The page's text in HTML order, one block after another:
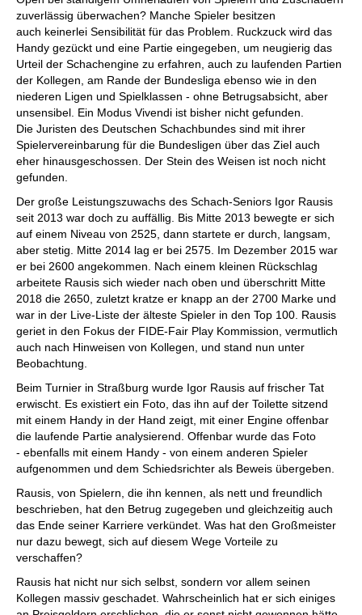
zuverlässig überwachen? Manche Spieler besitzen
auch keinerlei Sensibilität für das Problem. Ruckzuck wird das
Handy gezückt und eine Partie eingegeben, um neugierig das
Urteil der Schachengine zu erfahren, auch zu laufenden Partien
der Kollegen, am Rande der Bundesliga ebenso wie in den
niederen Ligen und Spielklassen - ohne Betrugsabsicht, aber
unsensibel. Ein Modus Vivendi ist bisher nicht gefunden.
Die Juristen des Deutschen Schachbundes sind mit ihrer
Spielervereinbarung für die Bundesligen über das Ziel auch
eher hinausgeschossen. Der Stein des Weisen ist noch nicht
gefunden.
Der große Leistungszuwachs des Schach-Seniors Igor Rausis
seit 2013 war doch zu auffällig. Bis Mitte 2013 bewegte er sich
auf einem Niveau von 2525, dann startete er durch, langsam,
aber stetig. Mitte 2014 lag er bei 2575. Im Dezember 2015 war
er bei 2600 angekommen. Nach einem kleinen Rückschlag
arbeitete Rausis sich wieder nach oben und überschritt Mitte
2018 die 2650, zuletzt kratze er knapp an der 2700 Marke und
war in der Live-Liste der älteste Spieler in den Top 100. Rausis
geriet in den Fokus der FIDE-Fair Play Kommission, vermutlich
auch nach Hinweisen von Kollegen, und stand nun unter
Beobachtung.
Beim Turnier in Straßburg wurde Igor Rausis auf frischer Tat
erwischt. Es existiert ein Foto, das ihn auf der Toilette sitzend
mit einem Handy in der Hand zeigt, mit einer Engine offenbar
die laufende Partie analysierend. Offenbar wurde das Foto
- ebenfalls mit einem Handy - von einem anderen Spieler
aufgenommen und dem Schiedsrichter als Beweis übergeben.
Rausis, von Spielern, die ihn kennen, als nett und freundlich
beschrieben, hat den Betrug zugegeben und gleichzeitig auch
das Ende seiner Karriere verkündet. Was hat den Großmeister
nur dazu bewegt, sich auf diesem Wege Vorteile zu
verschaffen?
Rausis hat nicht nur sich selbst, sondern vor allem seinen
Kollegen massiv geschadet. Wahrscheinlich hat er sich einiges